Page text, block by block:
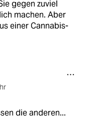
gegen zuviel
machen. Aber
einer Cannabis-
die anderen...